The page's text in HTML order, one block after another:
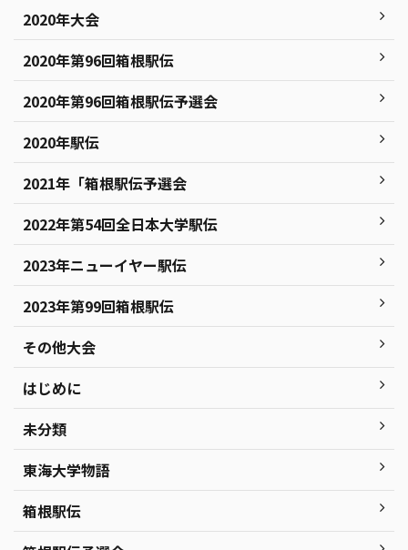
2020年大会
2020年第96回箱根駅伝
2020年第96回箱根駅伝予選会
2020年駅伝
2021年「箱根駅伝予選会
2022年第54回全日本大学駅伝
2023年ニューイヤー駅伝
2023年第99回箱根駅伝
その他大会
はじめに
未分類
東海大学物語
箱根駅伝